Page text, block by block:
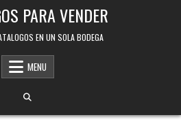
PARA VENDER
EN UN SOLA BODEGA
MENU